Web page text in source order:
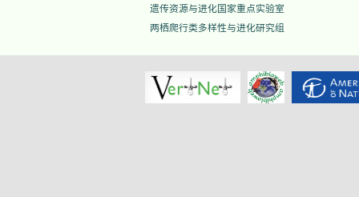
遗传资源与进化国家重点实验室
两栖爬行类多样性与进化研究组